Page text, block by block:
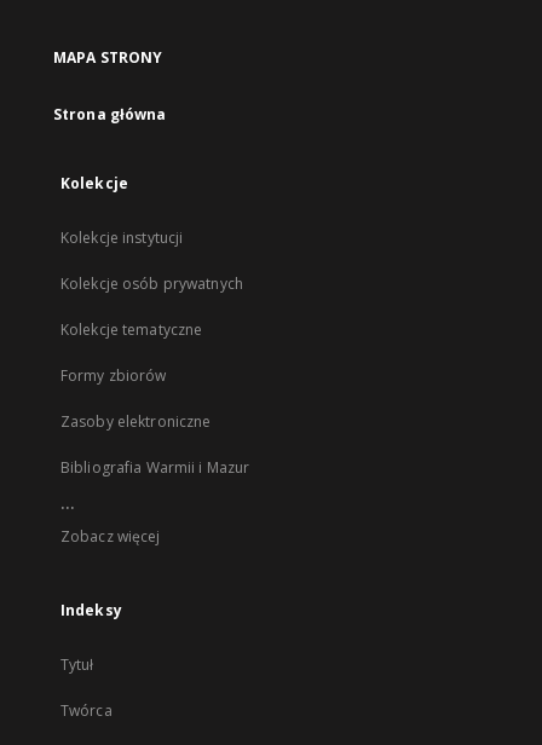
MAPA STRONY
Strona główna
Kolekcje
Kolekcje instytucji
Kolekcje osób prywatnych
Kolekcje tematyczne
Formy zbiorów
Zasoby elektroniczne
Bibliografia Warmii i Mazur
...
Zobacz więcej
Indeksy
Tytuł
Twórca